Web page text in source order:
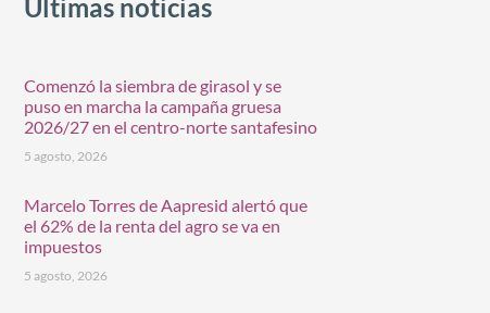
Últimas noticias
Comenzó la siembra de girasol y se
puso en marcha la campaña gruesa
2026/27 en el centro-norte santafesino
5 agosto, 2026
Marcelo Torres de Aapresid alertó que
el 62% de la renta del agro se va en
impuestos
5 agosto, 2026